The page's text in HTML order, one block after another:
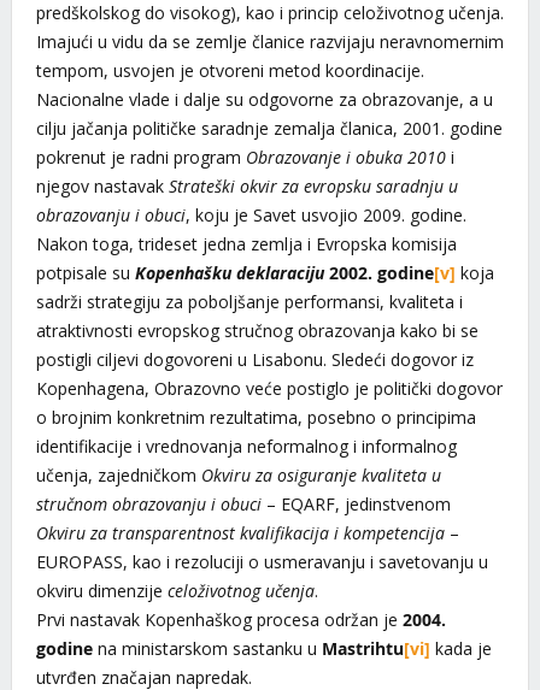
predškolskog do visokog), kao i princip celoživotnog učenja.
Imajući u vidu da se zemlje članice razvijaju neravnomernim
tempom, usvojen je otvoreni metod koordinacije.
Nacionalne vlade i dalje su odgovorne za obrazovanje, a u
cilju jačanja političke saradnje zemalja članica, 2001. godine
pokrenut je radni program Obrazovanje i obuka 2010 i
njegov nastavak Strateški okvir za evropsku saradnju u
obrazovanju i obuci, koju je Savet usvojio 2009. godine.
Nakon toga, trideset jedna zemlja i Evropska komisija
potpisale su Kopenhašku deklaraciju 2002. godine[v] koja
sadrži strategiju za poboljšanje performansi, kvaliteta i
atraktivnosti evropskog stručnog obrazovanja kako bi se
postigli ciljevi dogovoreni u Lisabonu. Sledeći dogovor iz
Kopenhagena, Obrazovno veće postiglo je politički dogovor
o brojnim konkretnim rezultatima, posebno o principima
identifikacije i vrednovanja neformalnog i informalnog
učenja, zajedničkom Okviru za osiguranje kvaliteta u
stručnom obrazovanju i obuci– EQARF, jedinstvenom
Okviru za transparentnost kvalifikacija i kompetencija–
EUROPASS, kao i rezoluciji o usmeravanju i savetovanju u
okviru dimenzije celoživotnog učenja.
Prvi nastavak Kopenhaškog procesa održan je 2004.
godine na ministarskom sastanku u Mastrihtu[vi] kada je
utvrđen značajan napredak.